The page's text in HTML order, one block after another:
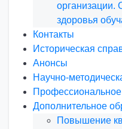
организации.
здоровья
Контакты
Историческая
Анонсы
Научно-
Дополнительное
Повышение